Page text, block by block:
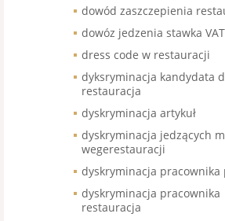
dowód zaszczepienia
dowóz jedzenia stawka VAT
dress code w restauracji
dyksryminacja kandydata
restauracja
dyskryminacja artykuł
dyskryminacja jedzących
wegerestauracji
dyskryminacja pracownika
dyskryminacja pracownika
restauracja